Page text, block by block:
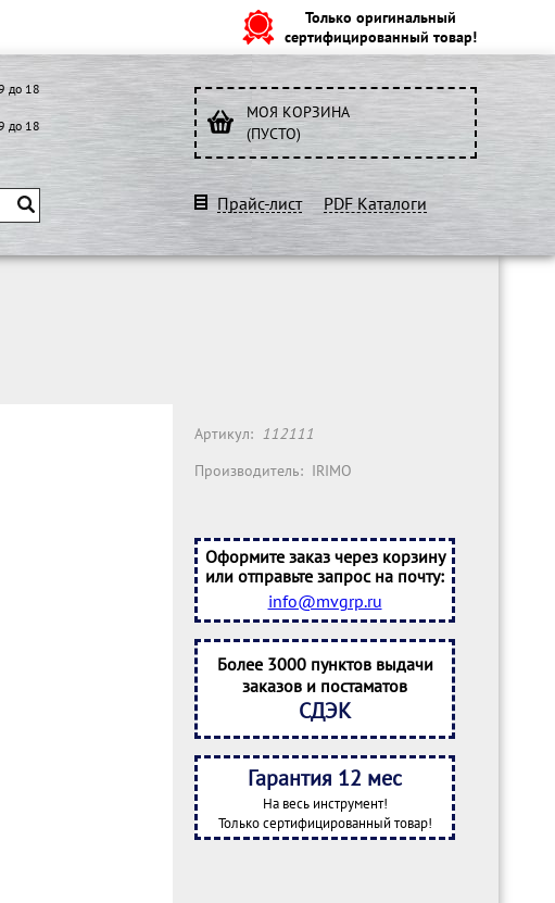
Только оригинальный
сертифицированный товар!
до 18
до 18
МОЯ КОРЗИНА
(ПУСТО)
Прайс-лист PDF Каталоги
Артикул: 112111
Производитель: IRIMO
Оформите заказ через корзину
или отправьте запрос на почту:
info@mvgrp.ru
Более 3000 пунктов выдачи
заказов и постаматов
СДЭК
Гарантия 12 мес
На весь инструмент!
Только сертифицированный товар!